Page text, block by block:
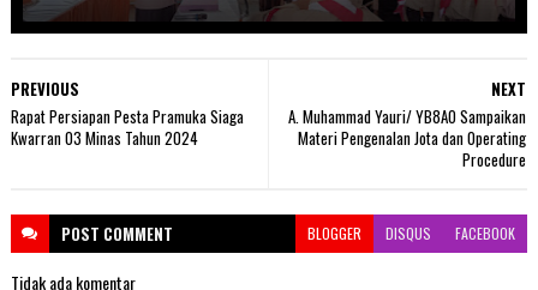
NEXT
A. Muhammad Yauri/ YB8AO Sampaikan
Materi Pengenalan Jota dan Operating
Procedure
PREVIOUS
Rapat Persiapan Pesta Pramuka Siaga
Kwarran 03 Minas Tahun 2024
POST COMMENT BLOGGER DISQUS FACEBOOK
Tidak ada komentar